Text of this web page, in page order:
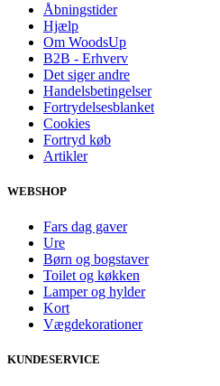
Åbningstider
Hjælp
Om WoodsUp
B2B - Erhverv
Det siger andre
Handelsbetingelser
Fortrydelsesblanket
Cookies
Fortryd køb
Artikler
WEBSHOP
Fars dag gaver
Ure
Børn og bogstaver
Toilet og køkken
Lamper og hylder
Kort
Vægdekorationer
KUNDESERVICE